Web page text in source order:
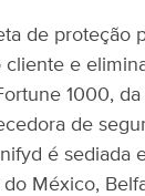
de
e
1000,
de
é
México,